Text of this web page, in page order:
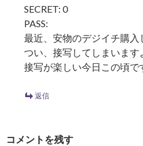
SECRET: 0
PASS:
最近、安物のデジイチ購入
つい、接写してしまいます
接写が楽しい今日この頃で
返信
コメントを残す